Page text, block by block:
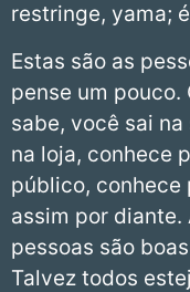
restringe, yama;
Estas são as
pense um pouco.
sabe, você sai
na loja, conhece
público, conhece
assim por diante.
pessoas são
Talvez todos